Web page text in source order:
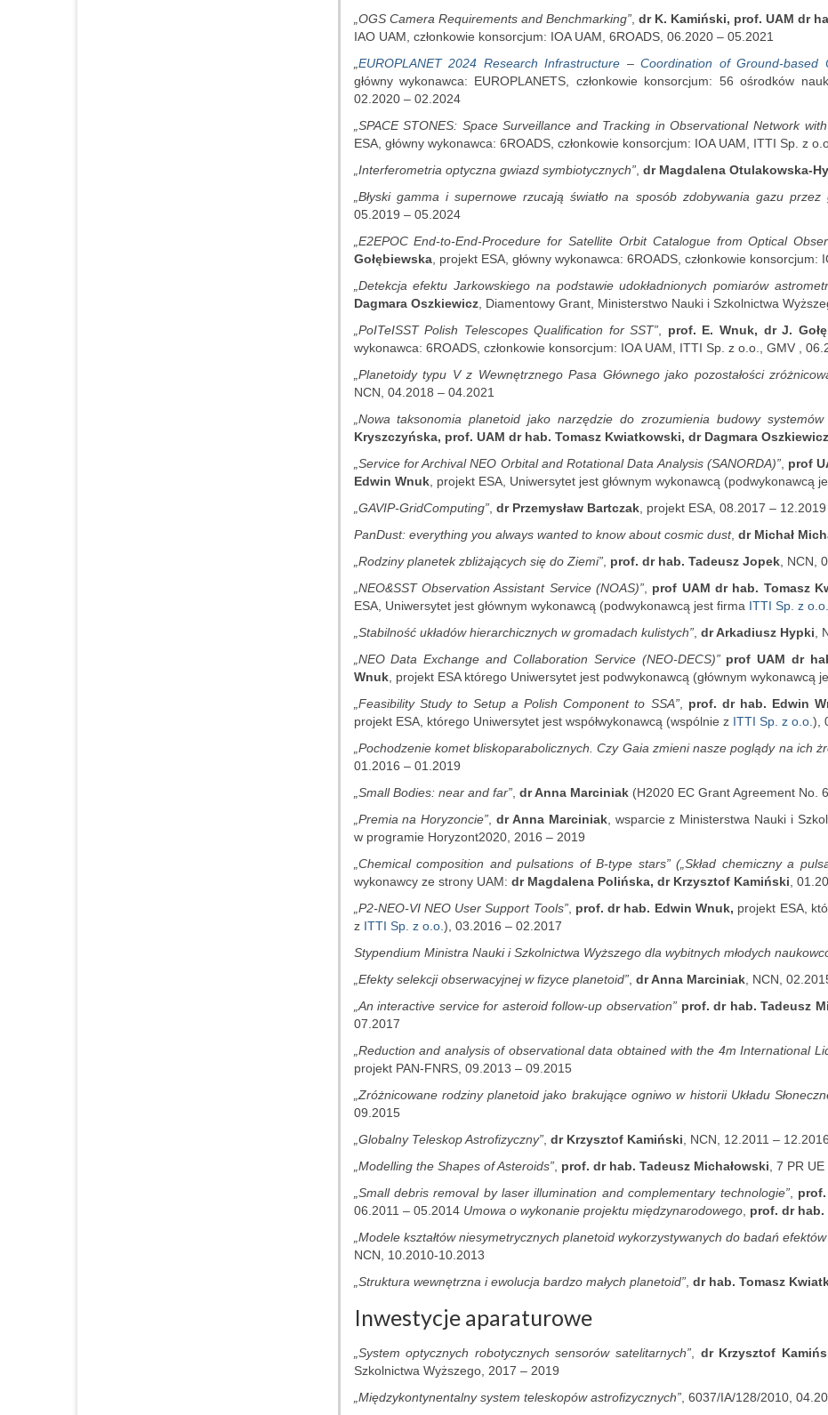
„OGS Camera Requirements and Benchmarking”, dr K. Kamiński, prof. UAM dr
IAO UAM, członkowie konsorcjum: IOA UAM, 6ROADS, 06.2020 – 05.2021
EUROPLANET 2024 Research Infrastructure –Coordination of Ground-based
główny wykonawca: EUROPLANETS, członkowie konsorcjum: 56 ośrodków
02.2020 – 02.2024
„SPACE STONES: Space Surveillance and Tracking in Observational Network
ESA, główny wykonawca: 6ROADS, członkowie konsorcjum: IOA UAM, ITTI Sp. z
„Interferometria optyczna gwiazd symbiotycznych”, dr Magdalena Otulakowska-
„Błyski gamma i supernowe rzucają światło na sposób zdobywania gazu przez
05.2019 – 05.2024
„E2EPOC End-to-End-Procedure for Satellite Orbit Catalogue from Optical
Gołębiewska, projekt ESA, główny wykonawca: 6ROADS, członkowie
„Detekcja efektu Jarkowskiego na podstawie udokładnionych pomiarów
Dagmara Oszkiewicz, Diamentowy Grant, Ministerstwo Nauki i Szkolnictwa
„PoITeISST Polish Telescopes Qualification for SST”
prof. E. Wnuk, dr J.
wykonawca: 6ROADS, członkowie konsorcjum: IOA UAM, ITTI Sp. z o.o., GMV ,
„Planetoidy typu V z Wewnętrznego Pasa Głównego jako pozostałości
NCN, 04.2018 – 04.2021
„Nowa taksonomia planetoid jako narzędzie do zrozumienia budowy systemów
Kryszczyńska, prof. UAM dr hab. Tomasz Kwiatkowski, dr Dagmara Oszkiewicz
„Service for Archival NEO Orbital and Rotational Data Analysis (SANORDA)”, prof
Edwin Wnuk, projekt ESA, Uniwersytet jest głównym wykonawcą (podwykonawcą
„GAVIP-GridComputing”, dr Przemysław Bartczak, projekt ESA, 08.2017 – 12.2019
PanDust: everything you always wanted to know about cosmic dust, dr Michał
„Rodziny planetek zbliżających się do Ziemi”, prof. dr hab. Tadeusz Jopek, NCN,
„NEO&SST Observation Assistant Service (NOAS)”, prof UAM dr hab. Tomasz
ESA, Uniwersytet jest głównym wykonawcą (podwykonawcą jest firma ITTI Sp. z o.o.
„Stabilność układów hierarchicznych w gromadach kulistych”, dr Arkadiusz Hypki ,
„NEO Data Exchange and Collaboration Service (NEO-DECS)” prof UAM dr
Wnuk, projekt ESA którego Uniwersytet jest podwykonawcą (głównym wykonawcą
„Feasibility Study to Setup a Polish Component to SSA”, prof. dr hab. Edwin
projekt ESA, którego Uniwersytet jest współwykonawcą (wspólnie z ITTI Sp. z o.o. ),
„Pochodzenie komet bliskoparabolicznych. Czy Gaia zmieni nasze poglądy na ich
01.2016 – 01.2019
„Small Bodies: near and far”, dr Anna Marciniak(H2020 EC Grant Agreement No.
„Premia na Horyzoncie” ,dr Anna Marciniak, wsparcie z Ministerstwa Nauki i
w programie Horyzont2020, 2016 – 2019
„Chemical composition and pulsations of B-type stars” („Skład chemiczny a
wykonawcy ze strony UAM: dr Magdalena Polińska, dr Krzysztof Kamiński ,
„P2-NEO-VI NEO User Support Tools”, prof. dr hab. Edwin Wnuk, projekt ESA,
z ITTI Sp. z o.o. ), 03.2016 – 02.2017
Stypendium Ministra Nauki i Szkolnictwa Wyższego dla wybitnych młodych
„Efekty selekcji obserwacyjnej w fizyce planetoid”, dr Anna Marciniak, NCN,
„An interactive service for asteroid follow-up observation” prof. dr hab. Tadeusz
07.2017
„Reduction and analysis of observational data obtained with the 4m International
projekt PAN-FNRS, 09.2013 – 09.2015
„Zróżnicowane rodziny planetoid jako brakujące ogniwo w historii Układu
09.2015
„Globalny Teleskop Astrofizyczny”, dr Krzysztof Kamiński , NCN, 12.2011 – 12.2016.
„Modelling the Shapes of Asteroids”, prof. dr hab. Tadeusz Michałowski , 7 PR
„Small debris removal by laser illumination and complementary technologie”,
06.2011 – 05.2014 Umowa o wykonanie projektu międzynarodowego, prof. dr hab.
„Modele kształtów niesymetrycznych planetoid wykorzystywanych do badań
NCN, 10.2010-10.2013
„Struktura wewnętrzna i ewolucja bardzo małych planetoid”, dr hab. Tomasz
Inwestycje aparaturowe
„System optycznych robotycznych sensorów satelitarnych” dr Krzysztof
Szkolnictwa Wyższego, 2017 – 2019
„Międzykontynentalny system teleskopów astrofizycznych”, 6037/IA/128/2010,